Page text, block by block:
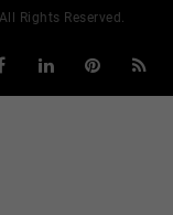
Rights Reserved.